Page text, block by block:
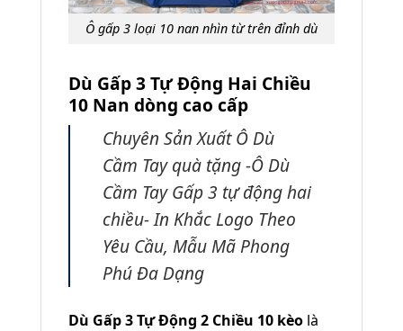
Ô gấp 3 loại 10 nan nhìn từ trên đỉnh dù
Dù Gấp 3 Tự Động Hai Chiều
10 Nan dòng cao cấp
Chuyên Sản Xuất Ô Dù
Cầm Tay quà tặng -Ô Dù
Cầm Tay Gấp 3 tự động hai
chiều- In Khắc Logo Theo
Yêu Cầu, Mẫu Mã Phong
Phú Đa Dạng
Dù Gấp 3 Tự Động 2 Chiều 10 kèo là